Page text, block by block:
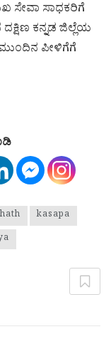
ಸೇವಾ ಸಾಧಕರಿಗೆ
ದಕ್ಷಿಣ ಕನ್ನಡ ಜಿಲ್ಲೆಯ
ಪೀಳಿಗೆಗೆ
kasapa